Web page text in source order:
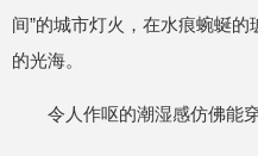
间”的城市灯火，在水痕蜿蜒
的光海。
令人作呕的潮湿感仿佛能